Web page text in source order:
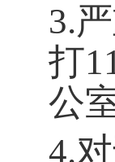
3.
打
公
4.